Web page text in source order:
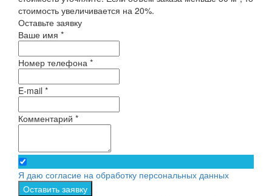
стоимость увеличивается на 20%.
Оставьте заявку
Ваше имя *
Номер телефона *
E-mail *
Комментарий *
Я даю согласие на обработку персональных данных
Оставить заявку